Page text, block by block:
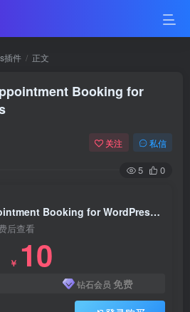
插件 正文
Booking for
关注 私信
5 0
Booked v2.4.3 – Appointment Booking for WordPress Plugins
后查看
￥ 10
钻石会员 免费